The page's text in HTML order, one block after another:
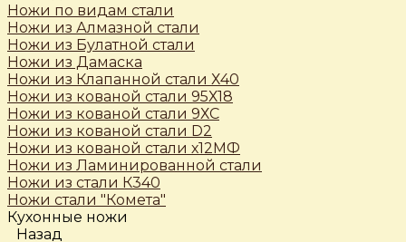
Ножи по видам стали
Ножи из Алмазной стали
Ножи из Булатной стали
Ножи из Дамаска
Ножи из Клапанной стали Х40
Ножи из кованой стали 95Х18
Ножи из кованой стали 9ХС
Ножи из кованой стали D2
Ножи из кованой стали х12МФ
Ножи из Ламинированной стали
Ножи из стали К340
Ножи стали "Комета"
Кухонные ножи
Назад